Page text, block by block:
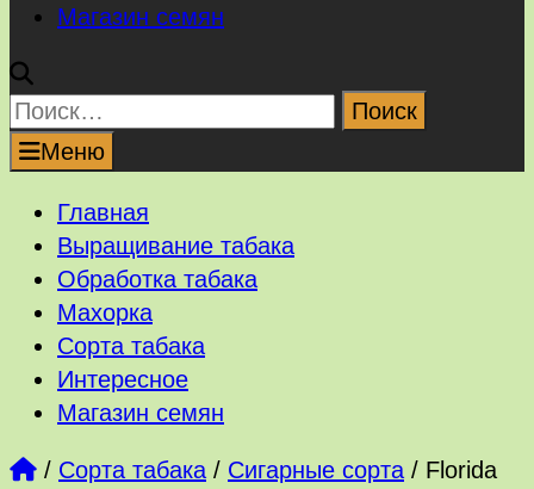
Магазин семян
Найти:
Меню
Главная
Выращивание табака
Обработка табака
Махорка
Сорта табака
Интересное
Магазин семян
/ Сорта табака / Сигарные сорта / Florida